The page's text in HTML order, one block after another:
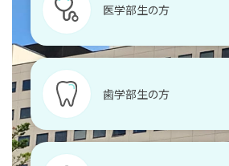
医学部生の方
歯学部生の方